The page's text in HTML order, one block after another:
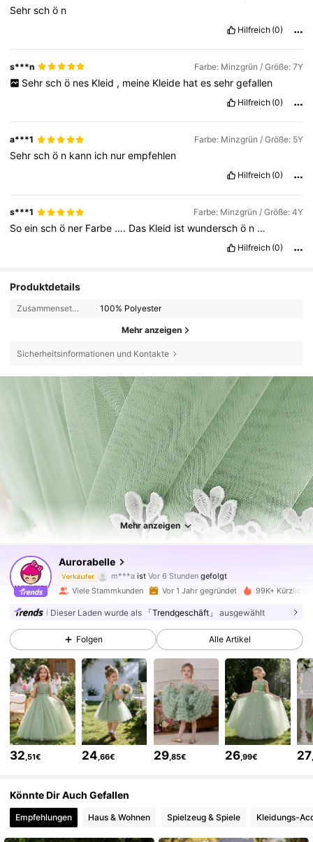
Sehrschö n
Hilfreich (0)
s***n Farbe: Minzgrün / Größe: 7Y
Sehr sch ö nes Kleid , meine Kleide hat es sehr gefallen
Hilfreich (0)
a***1 Farbe: Minzgrün / Größe: 5Y
Sehrschö n kann ich nurempfehlen
Hilfreich (0)
s***1 Farbe: Minzgrün / Größe: 4Y
Soeinschö ner Farbe …. Das Kleid istwunderschö n …
Hilfreich (0)
Produktdetails
Zusammensetzung: 100% Polyester
Mehr anzeigen
Sicherheitsinformationen und Kontakte
Mehr anzeigen
Aurorabelle
Verkäufer
m***a
k***6ist am Durchsuchen
4,90
112K Follower
112K Follower
4,90 112K Follower
4,90 112K Follower
4,90 112K Follower
Viele Stammkunden Vor 1 Jahr gegründet 99K+ Kürzlich
Dieser Laden wurde als 「Trendgeschäft」 ausgewählt
Folgen Alle Artikel
32 ,51€ 24 ,66€ 29,85€ 26 ,99€ 27
Könnte Dir Auch Gefallen
Empfehlungen Haus & Wohnen Spielzeug & Spiele Kleidungs-